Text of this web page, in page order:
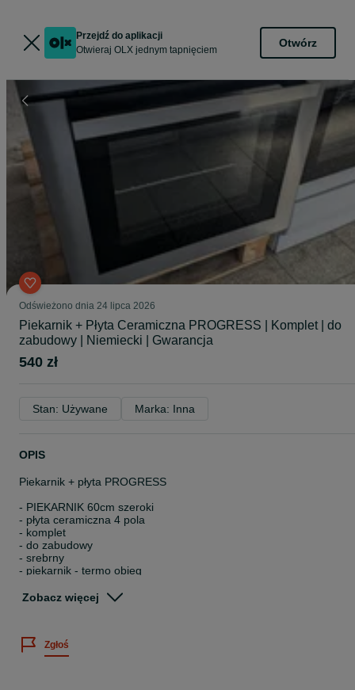
Przejdź do aplikacji
Otwieraj OLX jednym tapnięciem
Otwórz
Odświeżono dnia 24 lipca 2026
Piekarnik + Płyta Ceramiczna PROGRESS | Komplet | do
zabudowy | Niemiecki | Gwarancja
540 zł
Stan: Używane Marka: Inna
OPIS
Piekarnik + płyta PROGRESS
- PIEKARNIK 60cm szeroki
- płyta ceramiczna 4 pola
- komplet
- do zabudowy
- srebrny
- piekarnik - termo obieg
Prezentowany model : Używany, 100% sprawny. Stan bardzo
Gwarancja rozruchowa 3 miesiące !
Zobacz więcej
Zgłoś